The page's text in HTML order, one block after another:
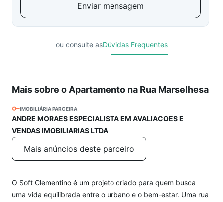
Enviar mensagem
ou consulte asDúvidas Frequentes
Mais sobre o Apartamento na Rua Marselhesa
IMOBILIÁRIA PARCEIRA
ANDRE MORAES ESPECIALISTA EM AVALIACOES E
VENDAS IMOBILIARIAS LTDA
Mais anúncios deste parceiro
O Soft Clementino é um projeto criado para quem busca
uma vida equilibrada entre o urbano e o bem-estar. Uma rua